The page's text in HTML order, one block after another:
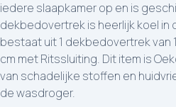
iedere slaapkamer op en is
dekbedovertrek is heerlijk koel in
bestaat uit 1 dekbedovertrek van
cm met Ritssluiting. Dit item is
van schadelijke stoffen en
de wasdroger.